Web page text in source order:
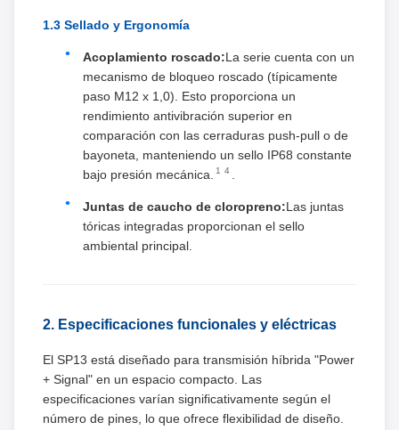
1.3 Sellado y Ergonomía
Acoplamiento roscado:La serie cuenta con un
mecanismo de bloqueo roscado (típicamente
paso M12 x 1,0). Esto proporciona un
rendimiento antivibración superior en
comparación con las cerraduras push-pull o de
bayoneta, manteniendo un sello IP68 constante
bajo presión mecánica.
1 4
Juntas de caucho de cloropreno:Las juntas
tóricas integradas proporcionan el sello
ambiental principal.
2. Especificaciones funcionales y eléctricas
El SP13 está diseñado para transmisión híbrida "Power
+ Signal" en un espacio compacto. Las
especificaciones varían significativamente según el
número de pines, lo que ofrece flexibilidad de diseño.